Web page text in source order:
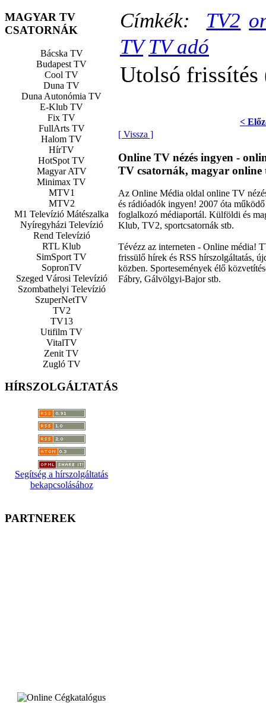
MAGYAR TV
CSATORNÁK
Bácska TV
Budapest TV
Cool TV
Duna TV
Duna Autonómia TV
E-Klub TV
Fix TV
FullArts TV
Halom TV
HírTV
HotSpot TV
Magyar ATV
Minimax TV
MTV1
MTV2
M1 Televízió Mátészalka
Nyíregyházi Televízió
Rend Televízió
RTL Klub
SimSport TV
SopronTV
Szeged Városi Televízió
Szombathelyi Televízió
SzuperNetTV
TV2
TV13
Utifilm TV
VitalTV
Zenit TV
Zugló TV
HÍRSZOLGÁLTATÁS
Segítség a hírszolgáltatás
bekapcsolásához
PARTNEREK
Címkék: TV2
TV TV adó
Utolsó frissítés
<
[ Vissza ]
Online TV nézés ingyen -
TV csatornák, magyar online
Az Online Média oldal online TV
és rádióadók ingyen! 2007 óta
foglalkozó médiaportál. Külföldi és
Klub, TV2, sportcsatornák stb.
Tévézz az interneten - Online média!
frissülő hírek és RSS hírszolgáltatás,
közben. Sportesemények élő
Fábry, Gálvölgyi-Bajor stb.